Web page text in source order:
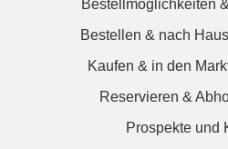
Bestellmöglichkeiten
Bestellen & nach
Kaufen & in den
Reservieren &
Prospekte und